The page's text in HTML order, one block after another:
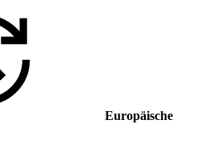
Europäische